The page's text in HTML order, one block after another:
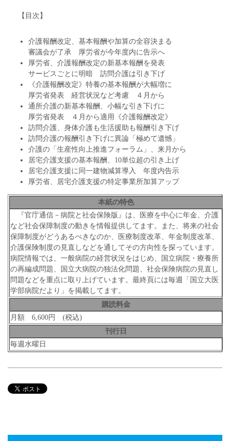
【目次】
介護報酬改定、基本報酬や加算の全容決まる
審議会が了承 厚労省が今年度内に告示へ
厚労省、介護報酬改定の新基本報酬を発表
サービスごとに明暗 訪問介護は引き下げ
《介護報酬改定》特養の基本報酬が大幅増に
厚労省発表 経営状況など考慮 ４月から
通所介護の新基本報酬、小幅な引き下げに
厚労省発表 ４月から適用《介護報酬改定》
訪問介護、身体介護も生活援助も報酬引き下げ
訪問介護の報酬引き下げに異論「極めて遺憾」
介護の「生産性向上推進フォーラム」、来月から
居宅介護支援の基本報酬、10単位超の引き上げ
居宅介護支援に同一建物減算導入 年度内告示
厚労省、居宅介護支援の特定事業所加算アップ
本紙の特色
『官庁通信－病院と社会保険版』は、医療を中心に年金、介護
など社会保障制度の動きを情報提供してます。また、将来の社会
保障制度がどうあるべきなのか、医療制度改革、年金制度改革、
介護保険制度の見直しなどを通してその方向性を探っています。
病院情報では、一般病院の経営状況をはじめ、国立病院・療養所
の再編成問題、国立大病院の独法化問題、社会保険病院の見直し
問題などを重点に取り上げています。最終頁には毎週「国立大医
学部病院だより」を掲載してます。
購読料金
月額 6,600円 (税込)
刊行日
毎週水曜日